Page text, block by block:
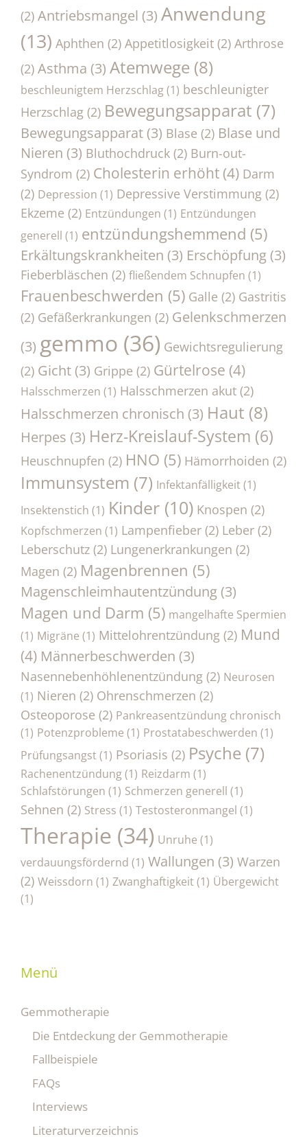
(2) Antriebsmangel (3) Anwendung
(13) Aphthen (2) Appetitlosigkeit (2) Arthrose
(2) Asthma (3) Atemwege (8)
beschleunigtem Herzschlag(1) beschleunigter
Herzschlag (2) Bewegungsapparat (7)
Bewegungsapparat (3) Blase (2) Blase und
Nieren (3) Bluthochdruck (2) Burn-out-
Syndrom (2) Cholesterin erhöht (4) Darm
(2) Depression (1) Depressive Verstimmung (2)
Ekzeme (2) Entzündungen (1) Entzündungen
generell (1) entzündungshemmend (5)
Erkältungskrankheiten (3) Erschöpfung (3)
Fieberbläschen (2) fließendem Schnupfen (1)
Frauenbeschwerden (5) Galle (2) Gastritis
(2) Gefäßerkrankungen (2) Gelenkschmerzen
(3) gemmo (36) Gewichtsregulierung
(2) Gicht (3) Grippe (2) Gürtelrose (4)
Halsschmerzen (1) Halsschmerzen akut (2)
Halsschmerzen chronisch (3) Haut (8)
Herpes (3) Herz-Kreislauf-System (6)
Heuschnupfen (2) HNO (5) Hämorrhoiden (2)
Immunsystem (7) Infektanfälligkeit(1)
Insektenstich (1) Kinder (10) Knospen (2)
Kopfschmerzen (1) Lampenfieber (2) Leber (2)
Leberschutz (2) Lungenerkrankungen (2)
Magen (2) Magenbrennen (5)
Magenschleimhautentzündung (3)
Magen und Darm (5) mangelhafte Spermien
(1) Migräne (1) Mittelohrentzündung (2) Mund
(4) Männerbeschwerden (3)
Nasennebenhöhlenentzündung (2) Neurosen
(1) Nieren (2) Ohrenschmerzen (2)
Osteoporose (2) Pankreasentzündung chronisch
(1) Potenzprobleme (1) Prostatabeschwerden (1)
Prüfungsangst(1) Psoriasis (2) Psyche (7)
Rachenentzündung(1) Reizdarm (1)
Schlafstörungen (1) Schmerzen generell (1)
Sehnen (2) Stress (1) Testosteronmangel (1)
Therapie (34) Unruhe (1)
verdauungsfördernd (1) Wallungen (3) Warzen
(2) Weissdorn (1) Zwanghaftigkeit(1) Übergewicht
(1)
Menü
Gemmotherapie
Die Entdeckung der Gemmotherapie
Fallbeispiele
FAQs
Interviews
Literaturverzeichnis